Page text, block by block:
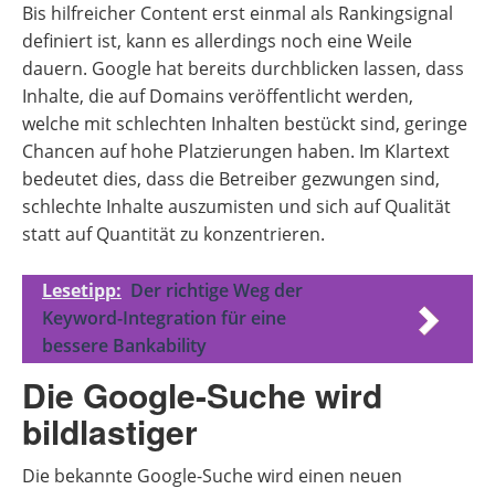
Bis hilfreicher Content erst einmal als Rankingsignal
definiert ist, kann es allerdings noch eine Weile
dauern. Google hat bereits durchblicken lassen, dass
Inhalte, die auf Domains veröffentlicht werden,
welche mit schlechten Inhalten bestückt sind, geringe
Chancen auf hohe Platzierungen haben. Im Klartext
bedeutet dies, dass die Betreiber gezwungen sind,
schlechte Inhalte auszumisten und sich auf Qualität
statt auf Quantität zu konzentrieren.
Lesetipp: Der richtige Weg der
Keyword-Integration für eine
bessere Bankability
Die Google-Suche wird
bildlastiger
Die bekannte Google-Suche wird einen neuen